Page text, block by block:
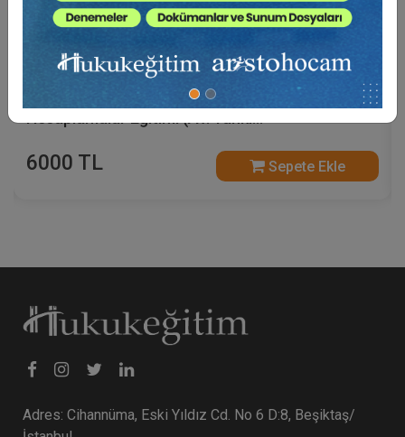
Kira Mevzuatından Kaynaklanan Nitelikli
6000 TL Sepete Ekle
Adres: Cihannüma, Eski Yıldız Cd. No 6 D:8, Beşiktaş/